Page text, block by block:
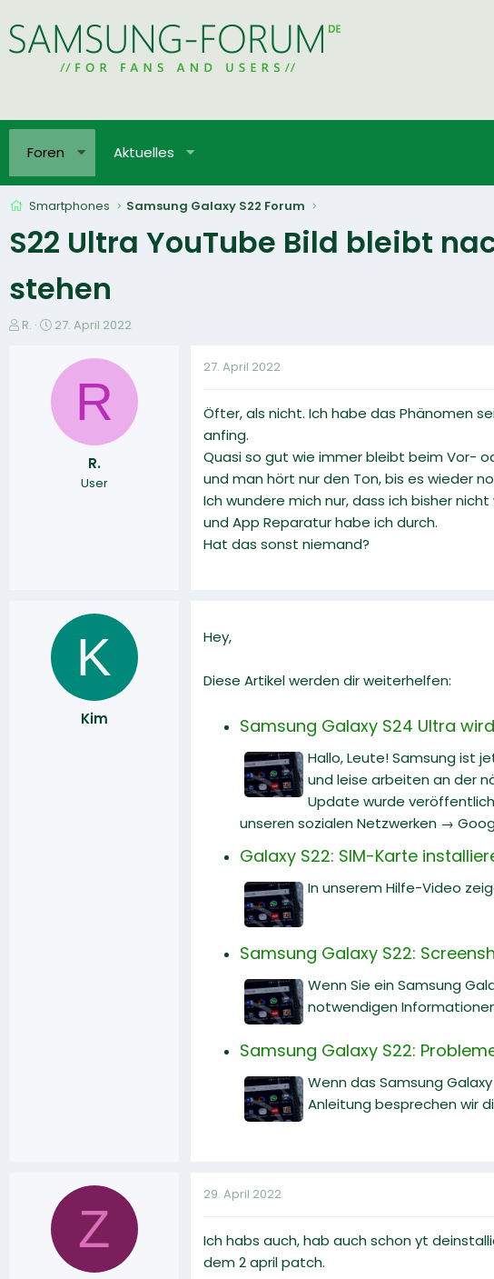
Foren Aktuelles
Smartphones Samsung Galaxy S22 Forum
S22 Ultra YouTube Bild bleibt
stehen
E
R.
E
t
l
27. April 2022
R
R.
User
27. April 2022
Öfter, als nicht. Ich habe das Phänomen
anfing.
Quasi so gut wie immer bleibt beim Vor-
und man hört nur den Ton, bis es wieder
Ich wundere mich nur, dass ich bisher
und App Reparatur habe ich durch.
Hat das sonst niemand?
K
Kim
Hey,
Diese Artikel werden dir weiterhelfen:
Samsung Galaxy S24 Ultra
Hallo, Leute! Samsung ist
und leise arbeiten an der
Update wurde
unseren sozialen Netzwerken →
Galaxy S22: SIM-Karte
In unserem Hilfe-Video
Samsung Galaxy S22:
Wenn Sie ein Samsung
notwendigen
Samsung Galaxy S22:
Wenn das Samsung
Anleitung besprechen wir
Z
29. April 2022
Ich habs auch, hab auch schon yt
dem 2 april patch.